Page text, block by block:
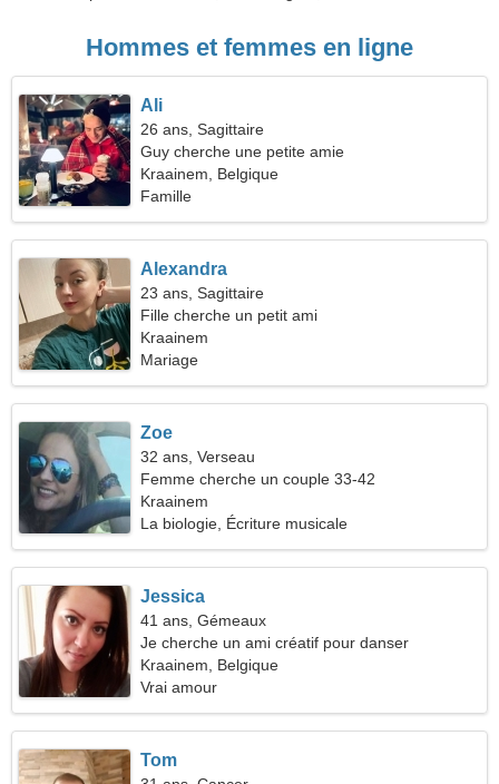
Hommes et femmes en ligne
Ali
26 ans, Sagittaire
Guy cherche une petite amie
Kraainem, Belgique
Famille
Alexandra
23 ans, Sagittaire
Fille cherche un petit ami
Kraainem
Mariage
Zoe
32 ans, Verseau
Femme cherche un couple 33-42
Kraainem
La biologie, Écriture musicale
Jessica
41 ans, Gémeaux
Je cherche un ami créatif pour danser
Kraainem, Belgique
Vrai amour
Tom